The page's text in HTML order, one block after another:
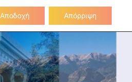
Αποδοχή Απόρριψη